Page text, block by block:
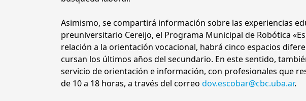
Asimismo, se compartirá información sobre las experiencias
preuniversitario Cereijo, el Programa Municipal de Robótica
relación a la orientación vocacional, habrá cinco espacios
cursan los últimos años del secundario. En este sentido,
servicio de orientación e información, con profesionales que
de 10 a 18 horas, a través del correodov.escobar@cbc.uba.ar.